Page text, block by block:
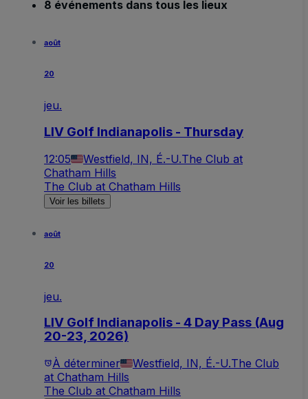
8 événements dans tous les lieux
août
20
jeu.
LIV Golf Indianapolis - Thursday
12:05 Westfield, IN, É.-U.The Club at
Chatham Hills
The Club at Chatham Hills
Voir les billets
août
20
jeu.
LIV Golf Indianapolis - 4 Day Pass (Aug
20-23, 2026)
À déterminer Westfield, IN, É.-U.The Club
at Chatham Hills
The Club at Chatham Hills